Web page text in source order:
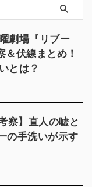
劇場『リブー
伏線まとめ！
とは？
察】直人の嘘と
の手洗いが示す